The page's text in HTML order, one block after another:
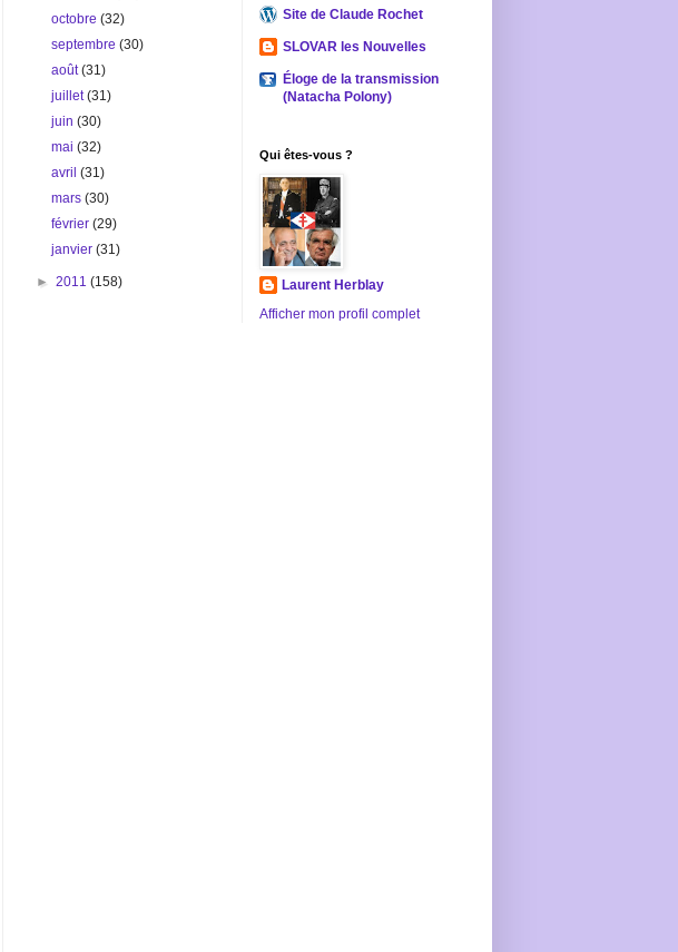
octobre(32)
septembre(30)
août(31)
juillet(31)
juin(30)
mai(32)
avril(31)
mars(30)
février(29)
janvier(31)
► 2011 (158)
Site de Claude Rochet
SLOVAR les Nouvelles
Éloge de la transmission
(Natacha Polony)
Qui êtes-vous ?
Laurent Herblay
Afficher mon profil complet